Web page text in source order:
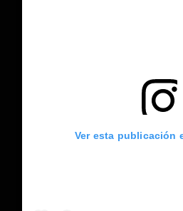
Ver esta publicación